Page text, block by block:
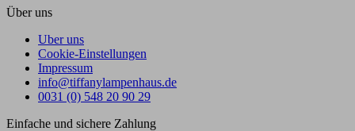
Über uns
Uber uns
Cookie-Einstellungen
Impressum
info@tiffanylampenhaus.de
0031 (0) 548 20 90 29
Einfache und sichere Zahlung